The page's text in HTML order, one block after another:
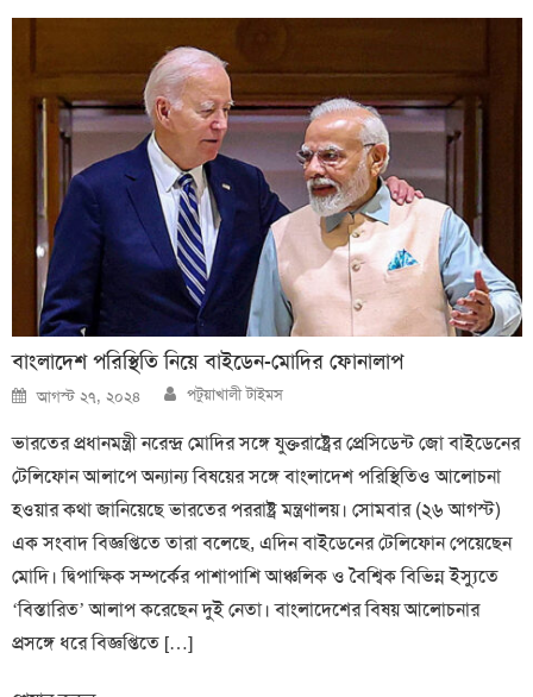
বাংলাদেশ পরিস্থিতি নিয়ে বাইডেন-মোদির ফোনালাপ
Posted
on
আগস্ট ২৭, ২০২৪ Author
পটুয়াখালী টাইমস
ভারতের প্রধানমন্ত্রী নরেন্দ্র মোদির সঙ্গে যুক্তরাষ্ট্রের প্রেসিডেন্ট জো বাইডেনের
টেলিফোন আলাপে অন্যান্য বিষয়ের সঙ্গে বাংলাদেশ পরিস্থিতিও আলোচনা
হওয়ার কথা জানিয়েছে ভারতের পররাষ্ট্র মন্ত্রণালয়। সোমবার (২৬ আগস্ট)
এক সংবাদ বিজ্ঞপ্তিতে তারা বলেছে, এদিন বাইডেনের টেলিফোন পেয়েছেন
মোদি। দ্বিপাক্ষিক সম্পর্কের পাশাপাশি আঞ্চলিক ও বৈশ্বিক বিভিন্ন ইস্যুতে
‘বিস্তারিত’ আলাপ করেছেন দুই নেতা। বাংলাদেশের বিষয় আলোচনার
প্রসঙ্গে ধরে বিজ্ঞপ্তিতে […]